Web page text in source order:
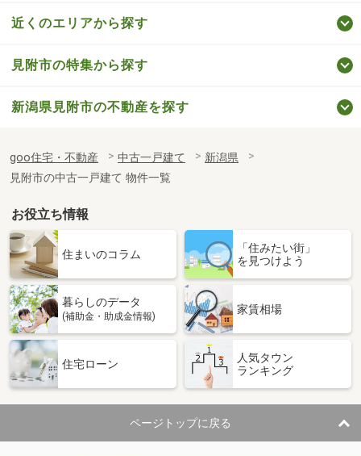
近くのエリアから探す
見附市の特集から探す
新潟県見附市の不動産を探す
goo住宅・不動産 中古一戸建て
新潟県
見附市の中古一戸建て 物件一覧
お役立ち情報
住まいのコラム
「住みたい街」
を見つけよう
暮らしのデータ
(補助金・助成金情報)
家賃相場
住宅ローン
人気タウン
ランキング
ページトップに戻る